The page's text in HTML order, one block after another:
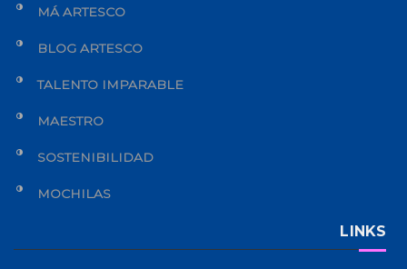
MÁ ARTESCO
BLOG ARTESCO
TALENTO IMPARABLE
MAESTRO
SOSTENIBILIDAD
MOCHILAS
LINKS